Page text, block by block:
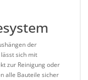
der
sich mit
zur Reinigung oder
alle Bauteile sicher